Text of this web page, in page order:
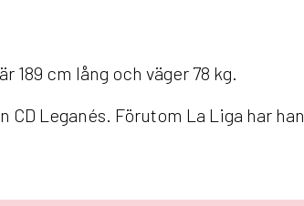
189 cm lång och väger 78 kg.
Leganés. Förutom La Liga har han